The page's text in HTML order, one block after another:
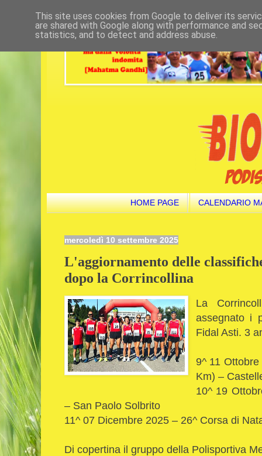
HOME PAGE CALENDARIO
mercoledì 10 settembre 2025
L'aggiornamento delle
dopo la Corrincollina
La
assegnato i
Fidal Asti. 3
9^ 11
Km) –
10^ 19
– San Paolo Solbrito
11^ 07 Dicembre 2025 – 26^ Corsa di
Di copertina il gruppo della Polisportiva
This site uses cookies from Google to deliver its
are shared with Google along with performance and
statistics, and to detect and address abuse.